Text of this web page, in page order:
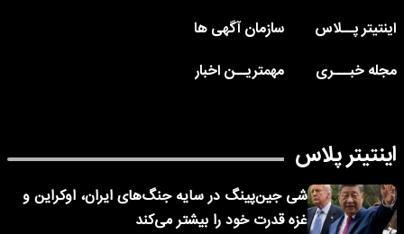
اینتیتر پــلاس
سازمان آگهی ها
مجله خبـــری
مهمتریــن اخبار
اینتیتر پلاس
شی جین‌پینگ در سایه جنگ‌های ایران، اوکراین و
غزه قدرت خود را بیشتر می‌کند